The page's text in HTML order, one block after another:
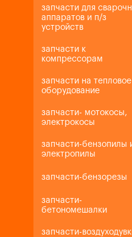
запчасти для
аппаратов и п/з
устройств
запчасти к
компрессорам
запчасти на тепловое
оборудование
запчасти- мотокосы,
электрокосы
запчасти-бензопилы
электропилы
запчасти-бензорезы
запчасти-
бетономешалки
запчасти-